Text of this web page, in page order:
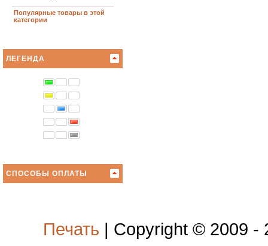
Популярные товары в этой
категории
ЛЕГЕНДА
СПОСОБЫ ОПЛАТЫ
Печать | Copyright © 2009 -